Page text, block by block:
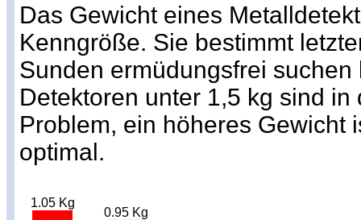
Das Gewicht eines
Kenngröße. Sie bestimmt
Sunden ermüdungsfrei suchen
Detektoren unter 1,5 kg sind in
Problem, ein höheres Gewicht
optimal.
1.05 Kg
0.95 Kg